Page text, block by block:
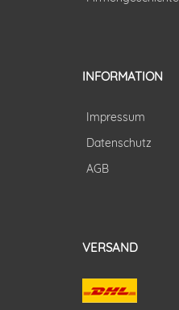
INFORMATION
Impressum
Datenschutz
AGB
VERSAND